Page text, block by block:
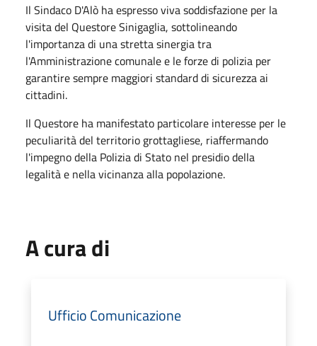
Il Sindaco D'Alò ha espresso viva soddisfazione per la
visita del Questore Sinigaglia, sottolineando
l'importanza di una stretta sinergia tra
l'Amministrazione comunale e le forze di polizia per
garantire sempre maggiori standard di sicurezza ai
cittadini.
Il Questore ha manifestato particolare interesse per le
peculiarità del territorio grottagliese, riaffermando
l'impegno della Polizia di Stato nel presidio della
legalità e nella vicinanza alla popolazione.
A cura di
Ufficio Comunicazione